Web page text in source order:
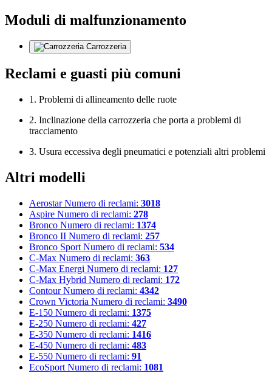
Moduli di malfunzionamento
Carrozzeria
Reclami e guasti più comuni
1. Problemi di allineamento delle ruote
2. Inclinazione della carrozzeria che porta a problemi di
tracciamento
3. Usura eccessiva degli pneumatici e potenziali altri problemi
Altri modelli
Aerostar Numero di reclami: 3018
Aspire Numero di reclami: 278
Bronco Numero di reclami: 1374
Bronco II Numero di reclami: 257
Bronco Sport Numero di reclami: 534
C-Max Numero di reclami: 363
C-Max Energi Numero di reclami: 127
C-Max Hybrid Numero di reclami: 172
Contour Numero di reclami: 4342
Crown Victoria Numero di reclami: 3490
E-150 Numero di reclami: 1375
E-250 Numero di reclami: 427
E-350 Numero di reclami: 1416
E-450 Numero di reclami: 483
E-550 Numero di reclami: 91
EcoSport Numero di reclami: 1081